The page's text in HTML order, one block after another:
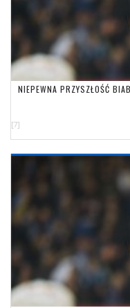
NIEPEWNA PRZYSZŁOŚĆ
[7]